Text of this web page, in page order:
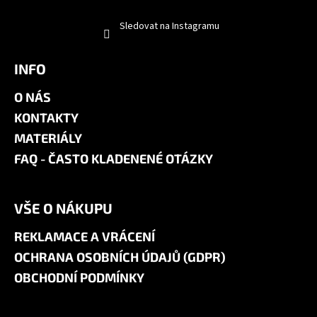
Sledovat na Instagramu
INFO
O NÁS
KONTAKTY
MATERIÁLY
FAQ - ČASTO KLADENENÉ OTÁZKY
VŠE O NÁKUPU
REKLAMACE A VRÁCENÍ
OCHRANA OSOBNÍCH ÚDAJŮ (GDPR)
OBCHODNÍ PODMÍNKY